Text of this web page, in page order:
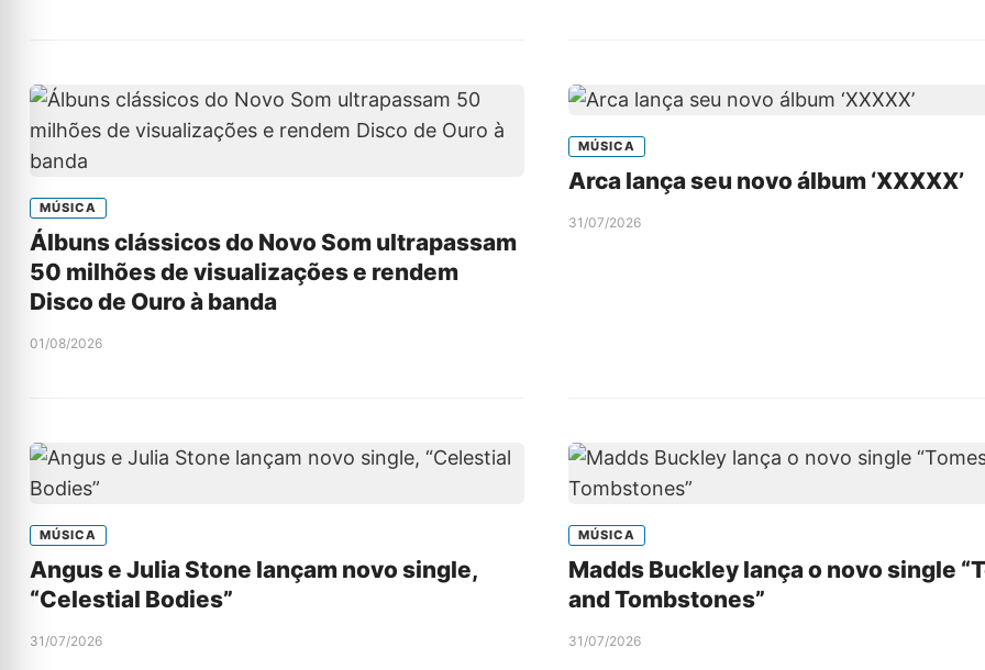
MÚSICA
Álbuns clássicos do Novo Som ultrapassam
50 milhões de visualizações e rendem
Disco de Ouro à banda
01/08/2026
MÚSICA
Arca lança seu novo álbum ‘XXXXX’
31/07/2026
MÚSICA
Angus e Julia Stone lançam novo single,
“Celestial Bodies”
31/07/2026
MÚSICA
Madds Buckley lança o novo single
and Tombstones”
31/07/2026